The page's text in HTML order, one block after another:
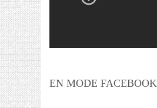
EN MODE FACEBOOK